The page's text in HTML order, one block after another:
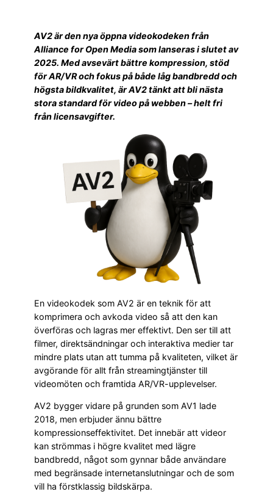
AV2 är den nya öppna videokodeken från
Alliance for Open Media som lanseras i slutet av
2025. Med avsevärt bättre kompression, stöd
för AR/VR och fokus på både låg bandbredd och
högsta bildkvalitet, är AV2 tänkt att bli nästa
stora standard för video på webben – helt fri
från licensavgifter.
En videokodek som AV2 är en teknik för att
komprimera och avkoda video så att den kan
överföras och lagras mer effektivt. Den ser till att
filmer, direktsändningar och interaktiva medier tar
mindre plats utan att tumma på kvaliteten, vilket är
avgörande för allt från streamingtjänster till
videomöten och framtida AR/VR-upplevelser.
AV2 bygger vidare på grunden som AV1 lade
2018, men erbjuder ännu bättre
kompressionseffektivitet. Det innebär att videor
kan strömmas i högre kvalitet med lägre
bandbredd, något som gynnar både användare
med begränsade internetanslutningar och de som
vill ha förstklassig bildskärpa.